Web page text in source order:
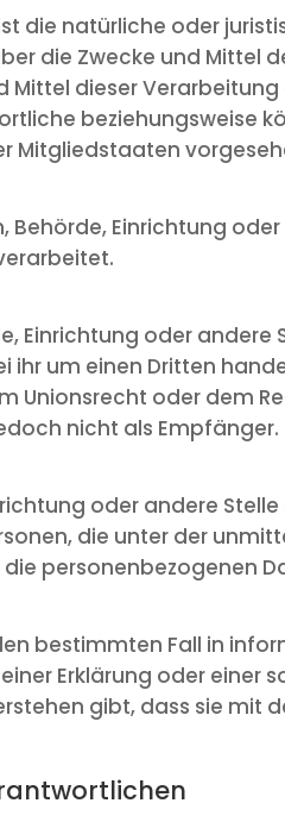
natürliche oder
die Zwecke und Mittel
dieser
beziehungsweise
Mitgliedstaaten
Einrichtung
Einrichtung oder andere
um einen Dritten
Unionsrecht oder dem
nicht als Empfänger.
oder andere
die unter der
personenbezogenen
bestimmten Fall in
Erklärung oder einer
gibt, dass sie mit